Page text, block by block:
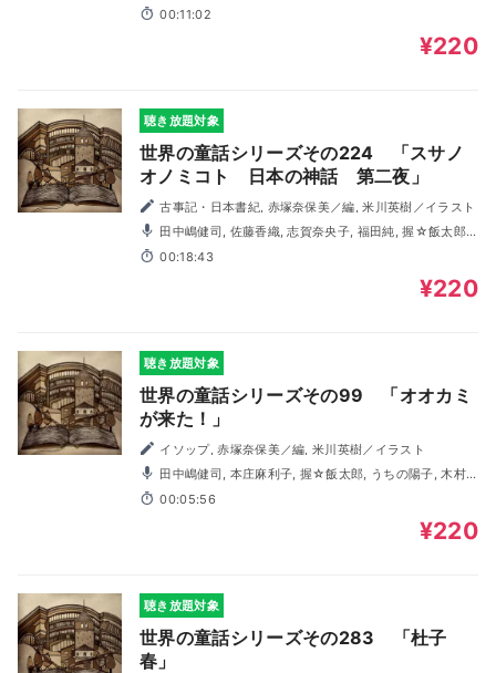
ちの陽子
00:11:02
¥220
聴き放題対象
世界の童話シリーズその224 「スサノ
オノミコト 日本の神話 第二夜」
古事記・日本書紀, 赤塚奈保美／編, 米川英樹／イラスト
桜木信介, 村上馨
00:18:43
¥220
聴き放題対象
世界の童話シリーズその99 「オオカミ
が来た！」
イソップ, 赤塚奈保美／編, 米川英樹／イラスト
由妃, 桜木信介
00:05:56
¥220
聴き放題対象
世界の童話シリーズその283 「杜子
春」